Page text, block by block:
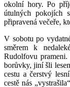
okolní hory. Po
útulných pokojích
připra­vená večeře,
V sobotu po
směrem k
Rudolfovu prameni.
borůvky, jiní šli
cestu a čerstvý
cestě nás